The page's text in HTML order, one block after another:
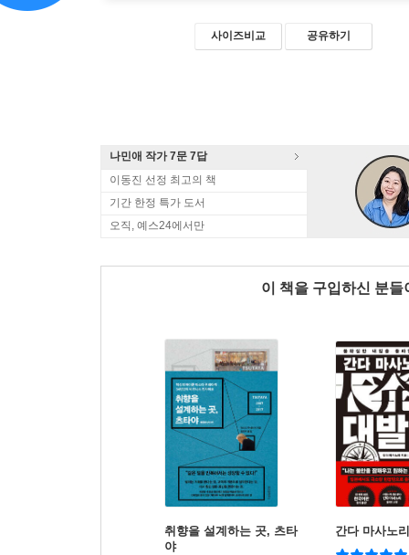
사이즈비교 공유하기
나민애 작가 7문 7답
이동진 선정 최고의 책
기간 한정 특가 도서
오직, 예스24에서만
이 책을 구입하신 분
취향을 설계하는 곳, 츠타
야
간다 마사노